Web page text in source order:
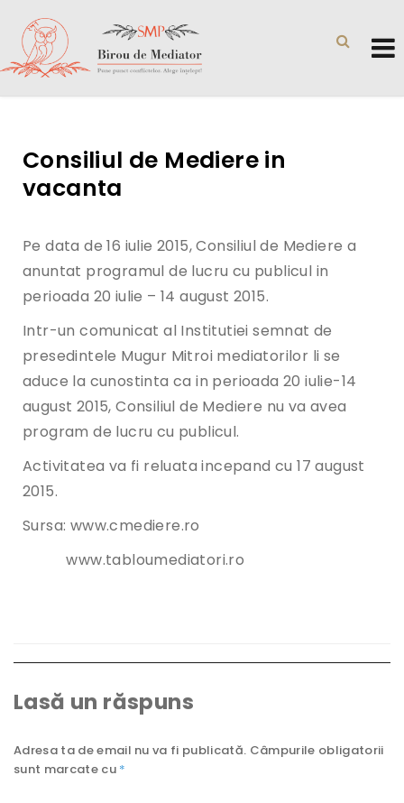
Consiliul de Mediere in
vacanta
Pe data de 16 iulie 2015, Consiliul de Mediere a
anuntat programul de lucru cu publicul in
perioada 20 iulie – 14 august 2015.
Intr-un comunicat al Institutiei semnat de
presedintele Mugur Mitroi mediatorilor li se
aduce la cunostinta ca in perioada 20 iulie-14
august 2015, Consiliul de Mediere nu va avea
program de lucru cu publicul.
Activitatea va fi reluata incepand cu 17 august
2015.
Sursa: www.cmediere.ro
www.tabloumediatori.ro
Lasă un răspuns
Adresa ta de email nu va fi publicată. Câmpurile obligatorii
sunt marcate cu *